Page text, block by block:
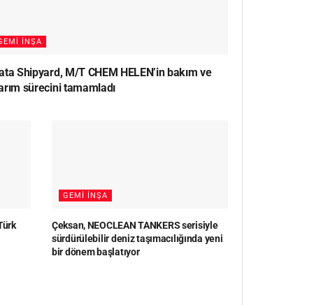
İNŞA
Shipyard, M/T CHEM HELEN’in bakım ve
sürecini tamamladı
GEMI İNŞA
Çeksan, NEOCLEAN TANKERS serisiyle
sürdürülebilir deniz taşımacılığında yeni
bir dönem başlatıyor